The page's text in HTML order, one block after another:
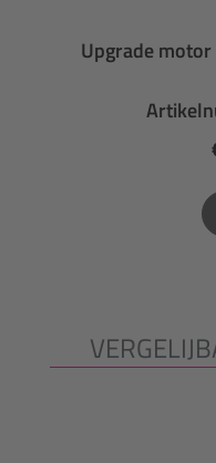
Upgrade motor
Productgalerij